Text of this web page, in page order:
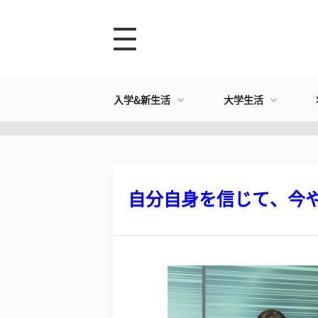
入学&新生活 大学生活
自分自身を信じて、今